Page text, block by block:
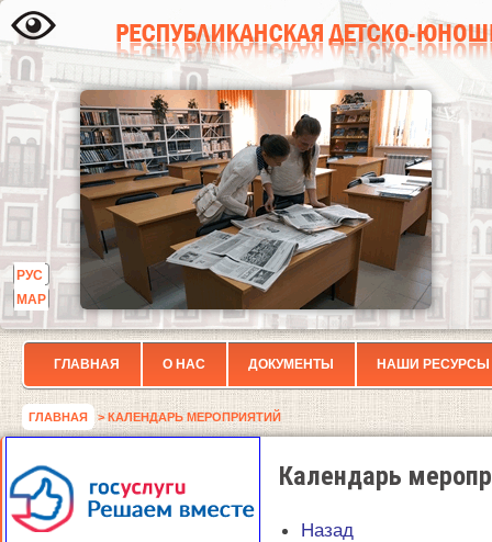
РУС
МАР
ГЛАВНАЯ О НАС ДОКУМЕНТЫ НАШИ РЕСУРСЫ
ГЛАВНАЯ > КАЛЕНДАРЬ МЕРОПРИЯТИЙ
Календарь
Назад